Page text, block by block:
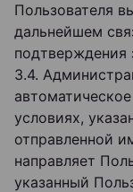
Пользователя
дальнейшем
подтверждения
3.4.
условиях,
отправленной
направляет
указанный